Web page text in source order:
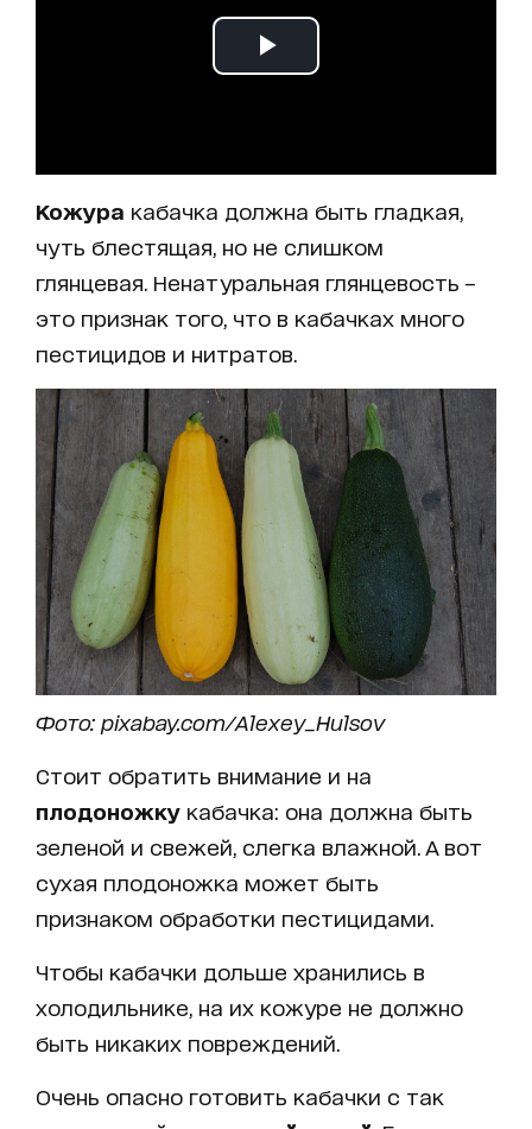
Кожура кабачка должна быть гладкая,
чуть блестящая, но не слишком
глянцевая. Ненатуральная глянцевость –
это признак того, что в кабачках много
пестицидов и нитратов.
Фото: pixabay.com/Alexey_Hulsov
Стоит обратить внимание и на
плодоножку кабачка: она должна быть
зеленой и свежей, слегка влажной. А вот
сухая плодоножка может быть
признаком обработки пестицидами.
Чтобы кабачки дольше хранились в
холодильнике, на их кожуре не должно
быть никаких повреждений.
Очень опасно готовить кабачки с так